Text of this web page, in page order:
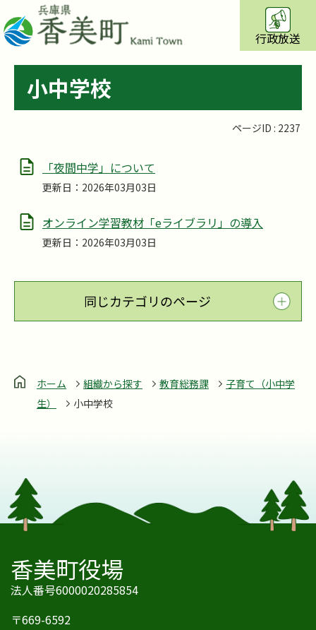
行政放送
小中学校
ページID : 2237
「夜間中学」について
更新日：2026年03月03日
オンライン学習教材「eライブラリ」の導入
更新日：2026年03月03日
同じカテゴリのページ
ホーム 組織から探す 教育総務課
子育て（小中学
生）
小中学校
香美町役場
法人番号6000020285854
〒669-6592